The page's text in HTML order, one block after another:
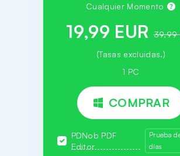
Cualquier Momento
19,99 EUR 39,99
(Tasas excluidas.)
1 PC
COMPRAR
PDNob PDF
Editor
Prueba
días